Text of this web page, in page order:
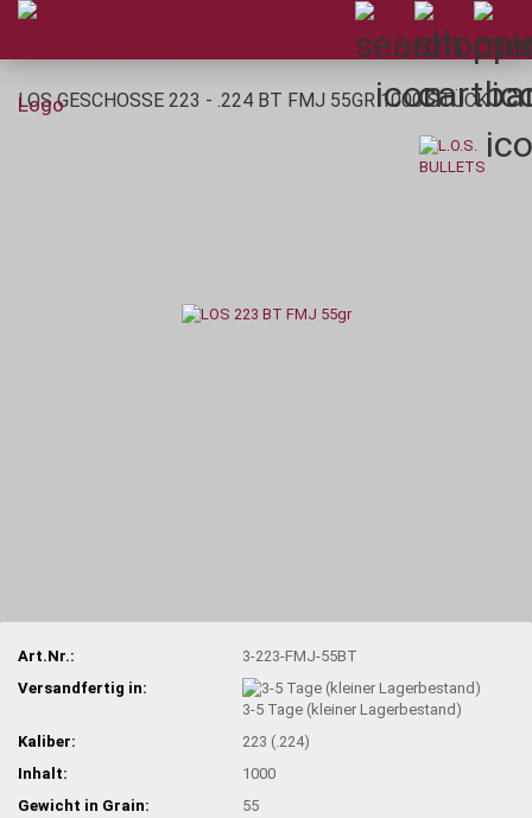
LOS GESCHOSSE 223 - .224 BT FMJ 55GR 1000 STÜCK
Art.Nr.:
3-223-FMJ-55BT
Versandfertig in:
3-5 Tage (kleiner Lagerbestand)
Kaliber:
223 (.224)
Inhalt:
1000
Gewicht in Grain:
55